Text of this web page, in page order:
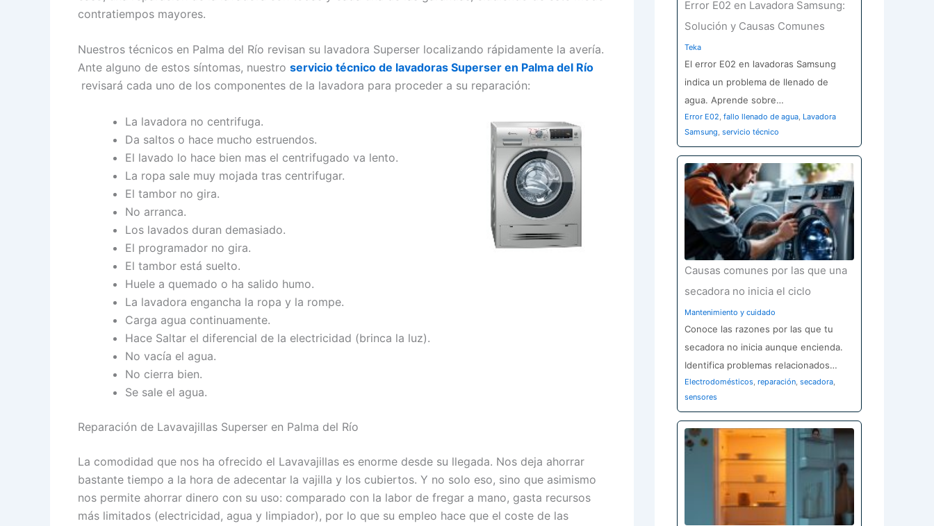
contratiempos mayores.
Nuestros técnicos en Palma del Río revisan su lavadora Superser localizando rápidamente la avería.
Ante alguno de estos síntomas, nuestro servicio técnico de lavadoras Superser en Palma del Río
revisará cada uno de los componentes de la lavadora para proceder a su reparación:
La lavadora no centrifuga.
Da saltos o hace mucho estruendos.
El lavado lo hace bien mas el centrifugado va lento.
La ropa sale muy mojada tras centrifugar.
El tambor no gira.
No arranca.
Los lavados duran demasiado.
El programador no gira.
El tambor está suelto.
Huele a quemado o ha salido humo.
La lavadora engancha la ropa y la rompe.
Carga agua continuamente.
Hace Saltar el diferencial de la electricidad (brinca la luz).
No vacía el agua.
No cierra bien.
Se sale el agua.
Reparación de Lavavajillas Superser en Palma del Río
La comodidad que nos ha ofrecido el Lavavajillas es enorme desde su llegada. Nos deja ahorrar
bastante tiempo a la hora de adecentar la vajilla y los cubiertos. Y no solo eso, sino que asimismo
nos permite ahorrar dinero con su uso: comparado con la labor de fregar a mano, gasta recursos
más limitados (electricidad, agua y limpiador), por lo que su empleo hace que el coste de las
Error E02 en Lavadora Samsung:
Solución y Causas Comunes
Teka
El error E02 en lavadoras Samsung
indica un problema de llenado de
agua. Aprende sobre…
Error E02, fallo llenado de agua, Lavadora
Samsung, servicio técnico
Causas comunes por las que una
secadora no inicia el ciclo
Mantenimiento y cuidado
Conoce las razones por las que tu
secadora no inicia aunque encienda.
Identifica problemas relacionados…
Electrodomésticos, reparación, secadora,
sensores